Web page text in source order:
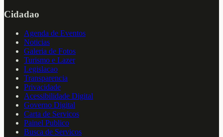
Cidadao
Agenda de Eventos
Noticias
Galeria de Fotos
Turismo e Lazer
Legislacao
Transparencia
Privacidade
Acessibilidade Digital
Governo Digital
Carta de Servicos
Painel Publico
Busca de Servicos